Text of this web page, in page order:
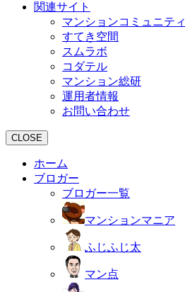
関連サイト
マンションコミュニティ
すてき空間
スムラボ
コダテル
マンション総研
運用者情報
お問い合わせ
CLOSE
ホーム
ブロガー
ブロガー一覧
マンションマニア
ふじふじ太
マン点